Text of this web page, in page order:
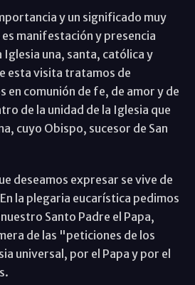
y un significado muy
manifestación y presencia
una, santa, católica y
esta visita tratamos de
en comunión de fe, de amor y de
de la unidad de la Iglesia que
cuyo Obispo, sucesor de San
deseamos expresar se vive de
la plegaria eucarística pedimos
Santo Padre el Papa,
de las "peticiones de los
universal, por el Papa y por el